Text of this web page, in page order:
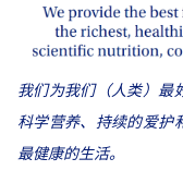
我们为我们（人类）最
科学营养、持续的爱护
最健康的生活。